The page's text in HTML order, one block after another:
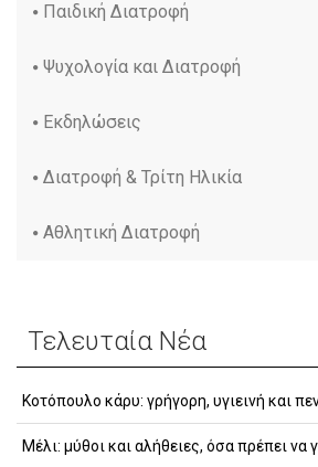
Παιδική Διατροφή
Ψυχολογία και Διατροφή
Εκδηλώσεις
Διατροφή & Τρίτη Ηλικία
Αθλητική Διατροφή
Τελευταία Νέα
Κοτόπουλο κάρυ: γρήγορη, υγιεινή και
Μέλι: μύθοι και αλήθειες, όσα πρέπει να